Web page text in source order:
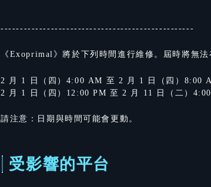
--------------------------------------------------
《Exoprimal》將於下列時間進行維修。屆時將無
2 月 1 日（四）4:00 AM 至 2 月 1 日（四）8:00
2 月 1 日（四）12:00 PM 至 2 月 11 日（二）4:00
請注意：日期與時間可能會更動。
受影響的平台